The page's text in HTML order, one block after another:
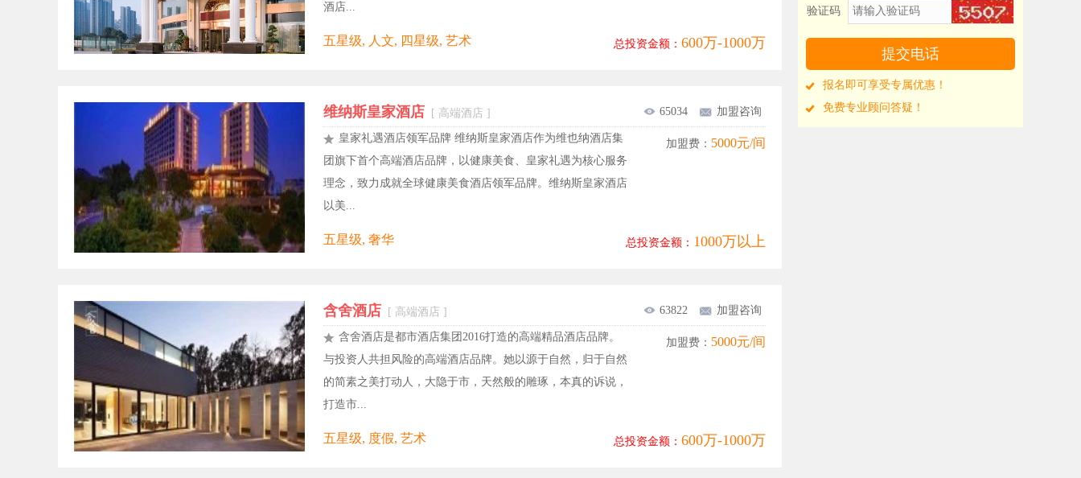
酒店...
五星级, 人文, 四星级, 艺术 总投资金额： 600万-1000万
维纳斯皇家酒店 [ 高端酒店 ] 65034 加盟咨询
皇家礼遇酒店领军品牌 维纳斯皇家酒店作为维也纳酒店集
团旗下首个高端酒店品牌，以健康美食、皇家礼遇为核心服务
理念，致力成就全球健康美食酒店领军品牌。维纳斯皇家酒店
以美...
五星级, 奢华 总投资金额： 1000万以上
加盟费： 5000元/间
含舍酒店 [ 高端酒店 ] 63822 加盟咨询
含舍酒店是都市酒店集团2016打造的高端精品酒店品牌。
与投资人共担风险的高端酒店品牌。她以源于自然，归于自然
的简素之美打动人，大隐于市，天然般的雕琢，本真的诉说，
打造市...
五星级, 度假, 艺术 总投资金额： 600万-1000万
加盟费： 5000元/间
验证码
报名即可享受专属优惠！
免费专业顾问答疑！